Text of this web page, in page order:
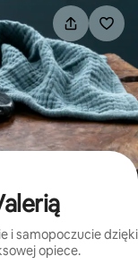
i samopoczucie dzięki
opiece.